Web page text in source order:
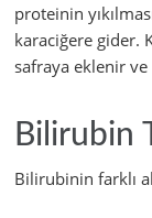
proteinin
karaciğere gider.
safraya eklenir ve
Bilirubin
Bilirubinin farklı